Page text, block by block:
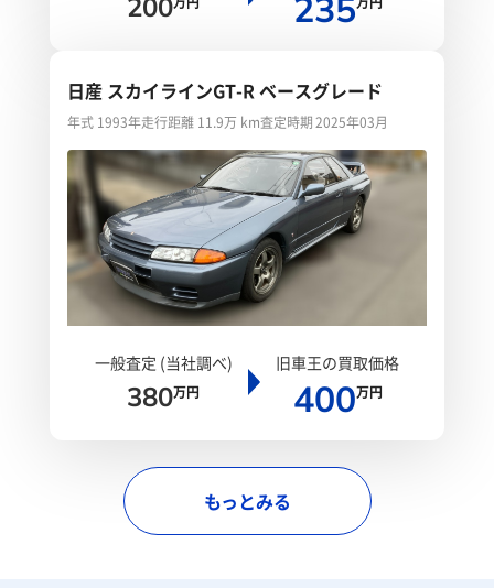
日産 スカイラインGT-R ベースグレード
年式 1993年走行距離 11.9万 km査定時期 2025年03月
一般査定 (当社調べ)
380万円
旧車王の買取価格
400万円
もっとみる